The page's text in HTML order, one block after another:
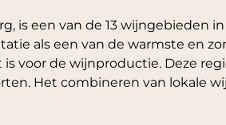
is een van de 13 wijngebieden
als een van de warmste en
voor de wijnproductie. Deze
Het combineren van lokale